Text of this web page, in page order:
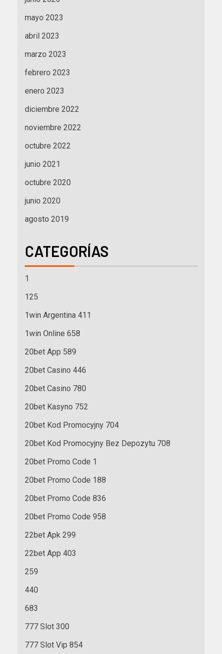
mayo 2023
abril 2023
marzo 2023
febrero 2023
enero 2023
diciembre 2022
noviembre 2022
octubre 2022
junio 2021
octubre 2020
junio 2020
agosto 2019
CATEGORÍAS
1
125
1win Argentina 411
1win Online 658
20bet App 589
20bet Casino 446
20bet Casino 780
20bet Kasyno 752
20bet Kod Promocyjny 704
20bet Kod Promocyjny Bez Depozytu 708
20bet Promo Code 1
20bet Promo Code 188
20bet Promo Code 836
20bet Promo Code 958
22bet Apk 299
22bet App 403
259
440
683
777 Slot 300
777 Slot Vip 854